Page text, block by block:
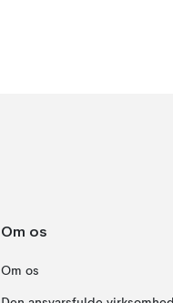
Om os
Om os